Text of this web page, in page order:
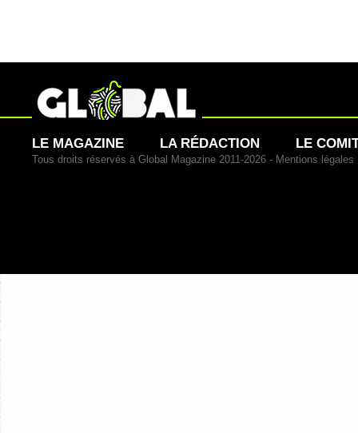
LE MAGAZINE LA RÉDACTION LE
Tous droits réservés à Global Magazine 2011-2026 - Mentions légales